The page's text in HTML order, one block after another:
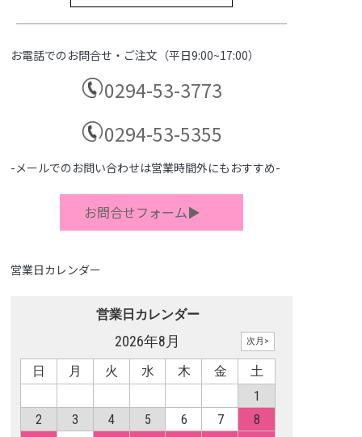
お電話でのお問合せ・ご注文（平日9:00~17:00）
0294-53-3773
0294-53-5355
-メールでのお問い合わせは営業時間外にもおすすめ-
お問合せフォーム▶
営業日カレンダー